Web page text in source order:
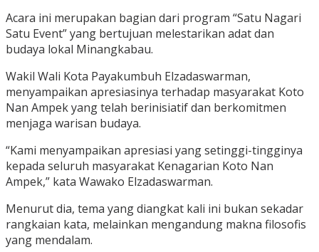
Acara ini merupakan bagian dari program “Satu Nagari
Satu Event” yang bertujuan melestarikan adat dan
budaya lokal Minangkabau.
Wakil Wali Kota Payakumbuh Elzadaswarman,
menyampaikan apresiasinya terhadap masyarakat Koto
Nan Ampek yang telah berinisiatif dan berkomitmen
menjaga warisan budaya.
“Kami menyampaikan apresiasi yang setinggi-tingginya
kepada seluruh masyarakat Kenagarian Koto Nan
Ampek,” kata Wawako Elzadaswarman.
Menurut dia, tema yang diangkat kali ini bukan sekadar
rangkaian kata, melainkan mengandung makna filosofis
yang mendalam.